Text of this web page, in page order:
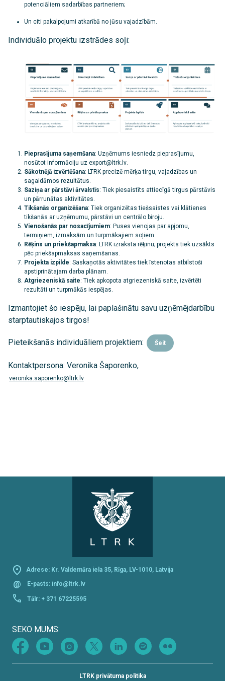
potenciāliem sadarbības partneriem;
Un citi pakalpojumi atkarībā no jūsu vajadzībām.
Individuālo projektu izstrādes soļi:
Pieprasījuma saņemšana: Uzņēmums iesniedz pieprasījumu,
nosūtot informāciju uz export@ltrk.lv
Sākotnējā izvērtēšana: LTRK precizē mērķa tirgu, vajadzības un
sagaidāmos rezultātus.
Saziņa ar pārstāvi ārvalstīs: Tiek piesaistīts attiecīgā tirgus pārstāvis
un pārrunātas aktivitātes.
Tikšanās organizēšana: Tiek organizētas tiešsaistes vai klātienes
tikšanās ar uzņēmumu, pārstāvi un centrālo biroju.
Vienošanās par nosacījumiem: Puses vienojas par apjomu,
termiņiem, izmaksām un turpmākajiem soļiem.
Rēķins un priekšapmaksa: LTRK izraksta rēķinu; projekts tiek uzsākts
pēc priekšapmaksas saņemšanas.
Projekta izpilde: Saskaņotās aktivitātes tiek īstenotas atbilstoši
apstiprinātajam darba plānam.
Atgriezeniskā saite: Tiek apkopota atgriezeniskā saite, izvērtēti
rezultāti un turpmākās iespējas.
Izmantojiet šo iespēju, lai paplašinātu savu uzņēmējdarbību
starptautiskajos tirgos!
Pieteikšanās individuāliem projektiem: Šeit
Kontaktpersona: Veronika Šaporenko,
veronika.saporenko@ltrk.lv
Adrese: Kr. Valdemāra iela 35, Rīga, LV-1010, Latvija
@ E-pasts: info@ltrk.lv
Tālr: + 371 67225595
SEKO MUMS:
LTRK privātuma politika